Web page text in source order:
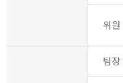
위원
팀장